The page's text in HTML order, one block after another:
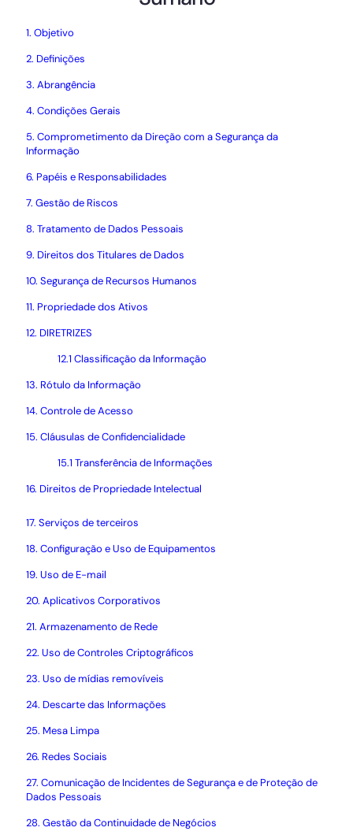
1. Objetivo
2. Definições
3. Abrangência
4. Condições Gerais
5. Comprometimento da Direção com a Segurança da
Informação
6. Papéis e Responsabilidades
7. Gestão de Riscos
8. Tratamento de Dados Pessoais
9. Direitos dos Titulares de Dados
10. Segurança de Recursos Humanos
11. Propriedade dos Ativos
12. DIRETRIZES
12.1 Classificação da Informação
13. Rótulo da Informação
14. Controle de Acesso
15. Cláusulas de Confidencialidade
15.1 Transferência de Informações
16. Direitos de Propriedade Intelectual
17. Serviços de terceiros
18. Configuração e Uso de Equipamentos
19. Uso de E-mail
20. Aplicativos Corporativos
21. Armazenamento de Rede
22. Uso de Controles Criptográficos
23. Uso de mídias removíveis
24. Descarte das Informações
25. Mesa Limpa
26. Redes Sociais
27. Comunicação de Incidentes de Segurança e de Proteção de
Dados Pessoais
28. Gestão da Continuidade de Negócios